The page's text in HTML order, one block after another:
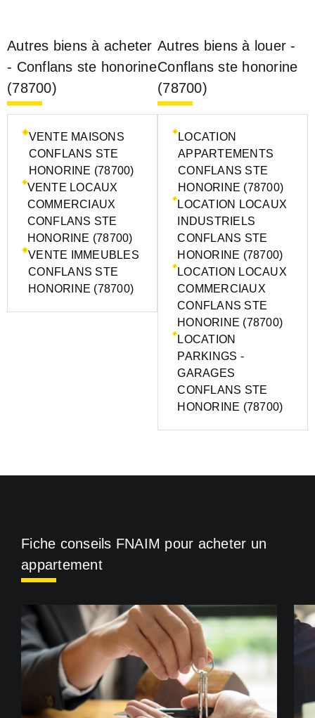
Autres biens à acheter
- Conflans ste honorine
(78700)
VENTE MAISONS
CONFLANS STE
HONORINE (78700)
VENTE LOCAUX
COMMERCIAUX
CONFLANS STE
HONORINE (78700)
VENTE IMMEUBLES
CONFLANS STE
HONORINE (78700)
Autres biens à louer -
Conflans ste honorine
(78700)
LOCATION
APPARTEMENTS
CONFLANS STE
HONORINE (78700)
LOCATION LOCAUX
INDUSTRIELS
CONFLANS STE
HONORINE (78700)
LOCATION LOCAUX
COMMERCIAUX
CONFLANS STE
HONORINE (78700)
LOCATION
PARKINGS -
GARAGES
CONFLANS STE
HONORINE (78700)
Fiche conseils FNAIM pour acheter un
appartement